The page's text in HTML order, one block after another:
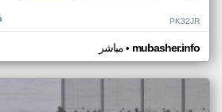
PK32JR
مباشر• mubasher.info